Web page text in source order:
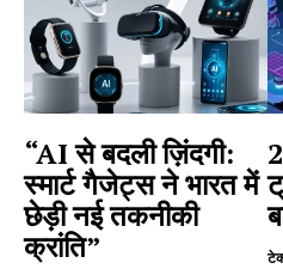
“AI से बदली ज़िंदगी:
स्मार्ट गैजेट्स ने भारत में
छेड़ी नई तकनीकी
क्रांति”